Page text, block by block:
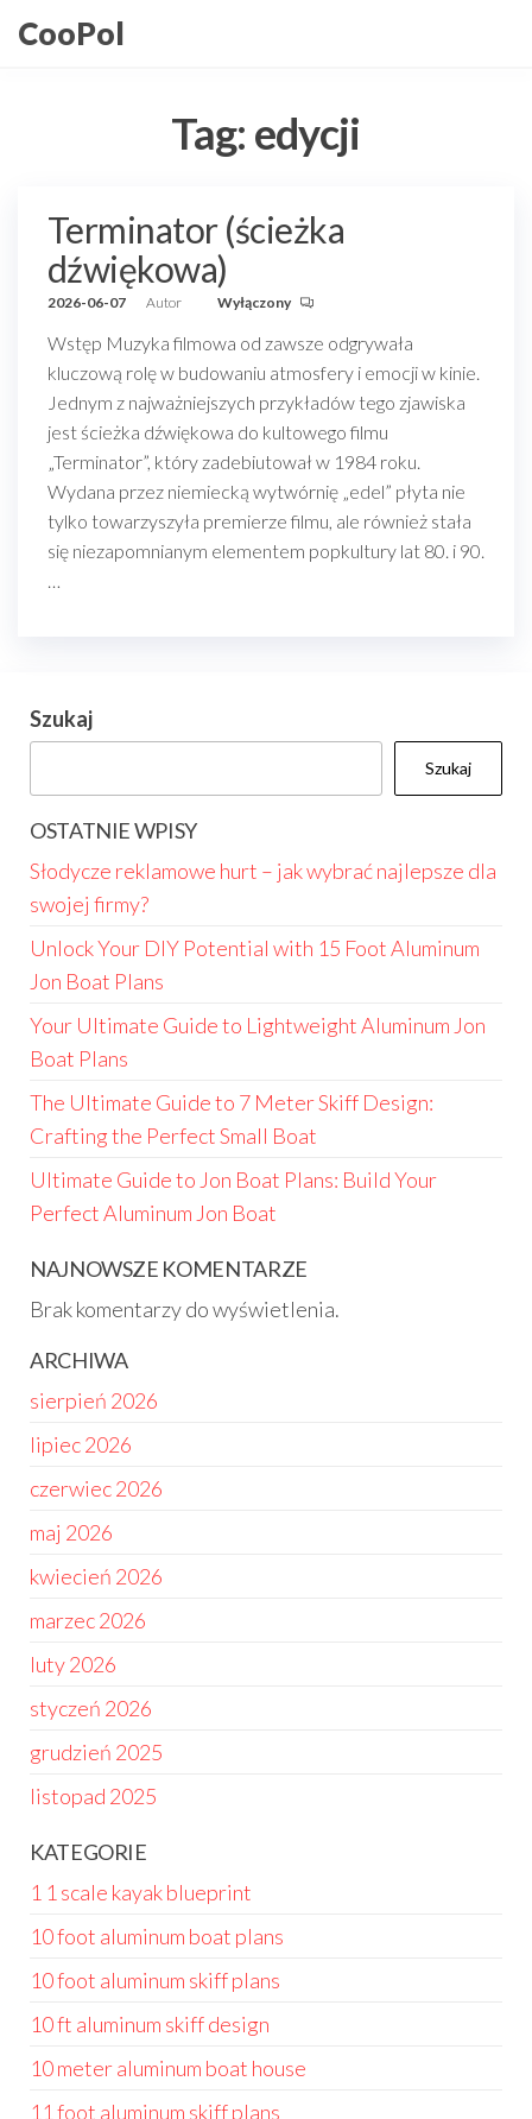
doCooPol
Tag: edycji
Terminator (ścieżka
dźwiękowa)
2026-06-07 Autor Wyłączony
Wstęp Muzyka filmowa od zawsze odgrywała
kluczową rolę w budowaniu atmosfery i emocji w kinie.
Jednym z najważniejszych przykładów tego zjawiska
jest ścieżka dźwiękowa do kultowego filmu
„Terminator”, który zadebiutował w 1984 roku.
Wydana przez niemiecką wytwórnię „edel” płyta nie
tylko towarzyszyła premierze filmu, ale również stała
się niezapomnianym elementem popkultury lat 80. i 90.
…
Szukaj
Szukaj
OSTATNIE WPISY
Słodycze reklamowe hurt – jak wybrać najlepsze dla
swojej firmy?
Unlock Your DIY Potential with 15 Foot Aluminum
Jon Boat Plans
Your Ultimate Guide to Lightweight Aluminum Jon
Boat Plans
The Ultimate Guide to 7 Meter Skiff Design:
Crafting the Perfect Small Boat
Ultimate Guide to Jon Boat Plans: Build Your
Perfect Aluminum Jon Boat
NAJNOWSZE KOMENTARZE
Brak komentarzy do wyświetlenia.
ARCHIWA
sierpień 2026
lipiec 2026
czerwiec 2026
maj 2026
kwiecień 2026
marzec 2026
luty 2026
styczeń 2026
grudzień 2025
listopad 2025
KATEGORIE
1 1 scale kayak blueprint
10 foot aluminum boat plans
10 foot aluminum skiff plans
10 ft aluminum skiff design
10 meter aluminum boat house
11 foot aluminum skiff plans